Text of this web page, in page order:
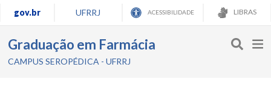
gov.br UFRRJ ACESSIBILIDADE LIBRAS
Graduação em Farmácia
CAMPUS SEROPÉDICA - UFRRJ